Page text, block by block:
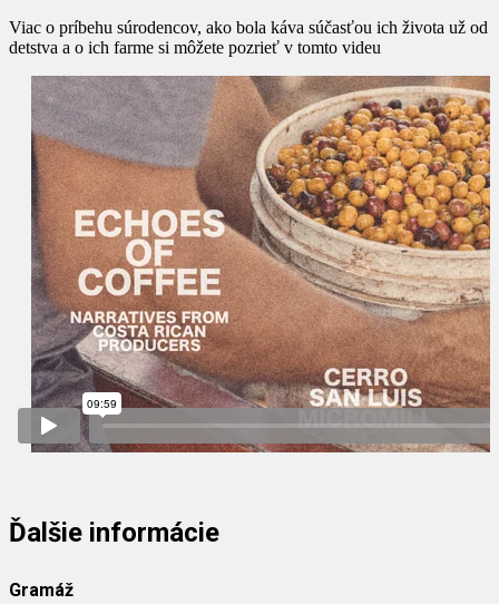
Viac o príbehu súrodencov, ako bola káva súčasťou ich života už od
detstva a o ich farme si môžete pozrieť v tomto videu
Ďalšie informácie
Gramáž